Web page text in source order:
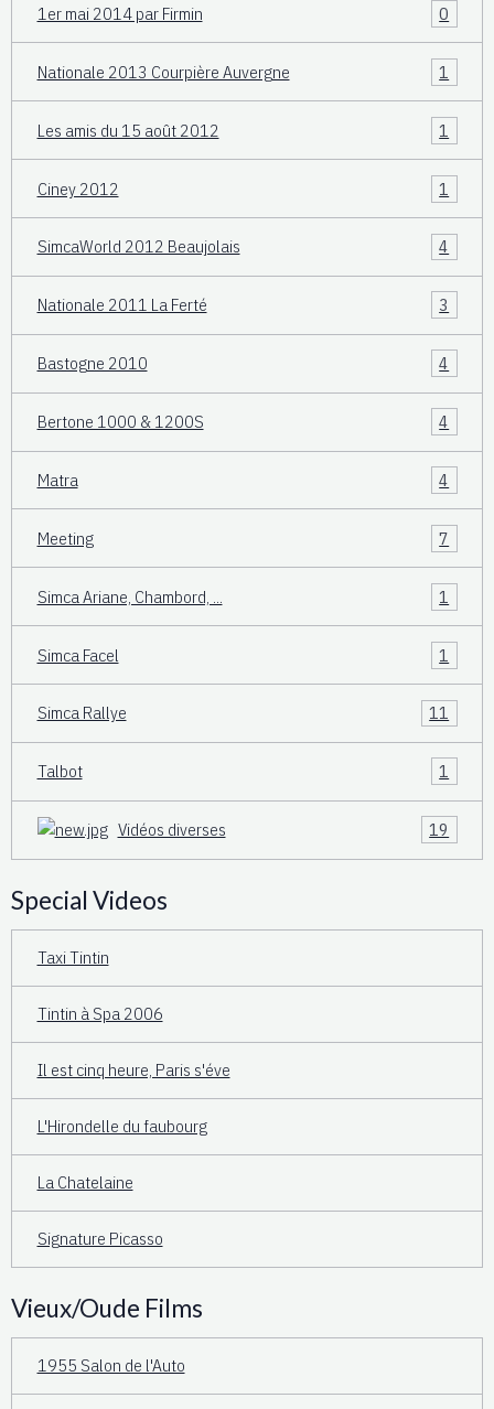
1er mai 2014 par Firmin 0
Nationale 2013 Courpière Auvergne 1
Les amis du 15 août 2012 1
Ciney 2012 1
SimcaWorld 2012 Beaujolais 4
Nationale 2011 La Ferté 3
Bastogne 2010 4
Bertone 1000 & 1200S 4
Matra 4
Meeting 7
Simca Ariane, Chambord, ... 1
Simca Facel 1
Simca Rallye 11
Talbot 1
Vidéos diverses 19
Special Videos
Taxi Tintin
Tintin à Spa 2006
Il est cinq heure, Paris s'éve
L'Hirondelle du faubourg
La Chatelaine
Signature Picasso
Vieux/Oude Films
1955 Salon de l'Auto